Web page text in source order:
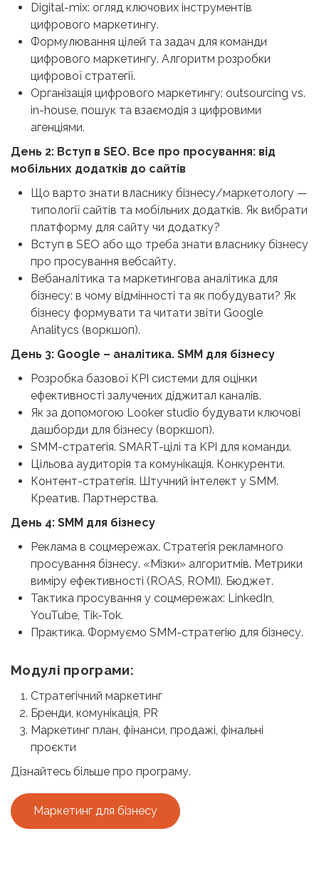
Digital-mix: огляд ключових інструментів
цифрового маркетингу.
Формулювання цілей та задач для команди
цифрового маркетингу. Алгоритм розробки
цифрової стратегії.
Організація цифрового маркетингу: outsourcing vs.
in-house, пошук та взаємодія з цифровими
агенціями.
День 2: Вступ в SEO. Все про просування: від
мобільних додатків до сайтів
Що варто знати власнику бізнесу/маркетологу —
типології сайтів та мобільних додатків. Як вибрати
платформу для сайту чи додатку?
Вступ в SEO або що треба знати власнику бізнесу
про просування вебсайту.
Вебаналітика та маркетингова аналітика для
бізнесу: в чому відмінності та як побудувати? Як
бізнесу формувати та читати звіти Google
Analitycs (воркшоп).
День 3: Google – аналітика. SMM для бізнесу
Розробка базової КРІ системи для оцінки
ефективності залучених діджитал каналів.
Як за допомогою Looker studio будувати ключові
дашборди для бізнесу (воркшоп).
SMM-стратегія. SMART-цілі та KPI для команди.
Цільова аудиторія та комунікація. Конкуренти.
Контент-стратегія. Штучний інтелект у SMM.
Креатив. Партнерства.
День 4: SMM для бізнесу
Реклама в соцмережах. Стратегія рекламного
просування бізнесу. «Мізки» алгоритмів. Метрики
виміру ефективності (ROAS, ROMI). Бюджет.
Тактика просування у соцмережах: LinkedIn,
YouTube, Tik-Tok.
Практика. Формуємо SMM-стратегію для бізнесу.
Модулі програми:
Стратегічний маркетинг
Бренди, комунікація, PR
Маркетинг план, фінанси, продажі, фінальні
проєкти
Дізнайтесь більше про програму.
Маркетинг для бізнесу